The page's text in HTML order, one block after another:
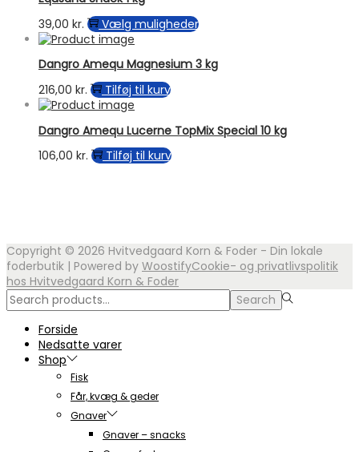
39,00 kr. Vælg mulighederDette
flere
vælges
Dangro Amequ Magnesium 3 kg
216,00 kr. Tilføj til kurv
Dangro Amequ Lucerne TopMix Special 10 kg
106,00 kr. Tilføj til kurv
Copyright © 2026 Hvitvedgaard Korn & Foder - Din lokale
foderbutik | Powered by WoostifyCookie- og privatlivspolitik
hos Hvitvedgaard Korn & Foder
Search
for:>
Search
Forside
Nedsatte varer
Shop
Fisk
Får, kvæg & geder
Gnaver
Gnaver – snacks